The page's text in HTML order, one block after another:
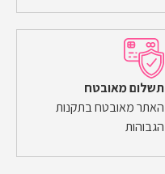
תשלום מאובטח
האתר מאובטח בתקנות
הגבוהות